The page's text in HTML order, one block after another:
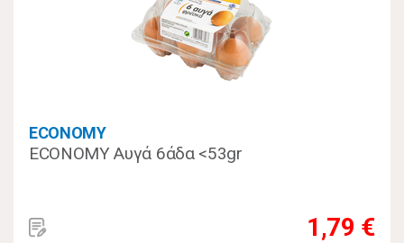
ECONOMY
ECONOMY Αυγά 6άδα <53gr
1,79 €